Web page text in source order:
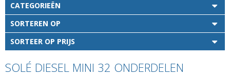
CATEGORIEËN
SORTEREN OP
SORTEER OP PRIJS
SOLÉ DIESEL MINI 32 ONDERDELEN